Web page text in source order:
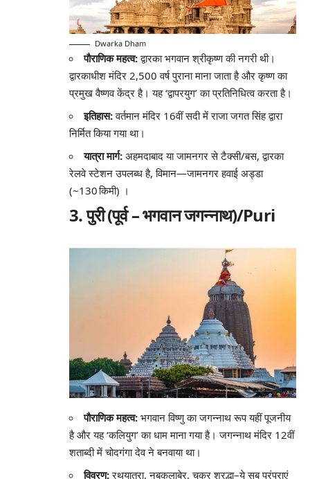
Dwarka Dham
पौराणिक महत्व:द्वारका भगवान श्रीकृष्ण की नगरी थी।
द्वारकाधीश मंदिर 2,500 वर्ष पुराना माना जाता है और कृष्ण का
प्रमुख वैष्णव केंद्र है। यह ‘द्वापरयुग’ का प्रतिनिधित्व करता है।
इतिहास:वर्तमान मंदिर 16वीं सदी में राजा जगत सिंह द्वारा
निर्मित किया गया था।
यात्रा मार्ग: अहमदाबाद या जामनगर से टैक्सी/बस, द्वारका
रेलवे स्टेशन उपलब्ध है, विमान—जामनगर हवाई अड्डा
(~130 किमी) ।
3. पुरी (पूर्व – भगवान जगन्नाथ)/Puri
पौराणिक महत्व: भगवान विष्णु का जगन्नाथ रूप यहीं पूजनीय
है और यह ‘कलियुग’ का धाम माना गया है। जगन्नाथ मंदिर 12वीं
शताब्दी में चोदगंगा देव ने बनवाया था।
विवरण:रथयात्रा, नबकलाबेर, चक्र श्रद्धा–ये सब परंपराएं